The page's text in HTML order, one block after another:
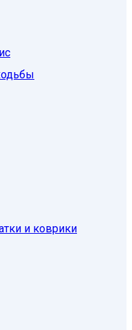
и коврики